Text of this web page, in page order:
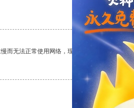
无法正常使用网络，现在有了这个app，我再